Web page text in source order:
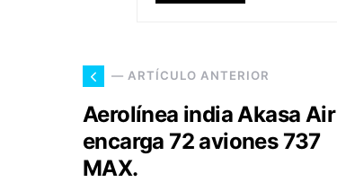
— ARTÍCULO ANTERIOR
Aerolínea india Akasa Air
encarga 72 aviones 737
MAX.